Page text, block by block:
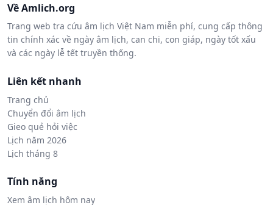
Về Amlich.org
Trang web tra cứu âm lịch Việt Nam miễn phí, cung cấp thông
tin chính xác về ngày âm lịch, can chi, con giáp, ngày tốt xấu
và các ngày lễ tết truyền thống.
Liên kết nhanh
Trang chủ
Chuyển đổi âm lịch
Gieo quẻ hỏi việc
Lịch năm 2026
Lịch tháng 8
Tính năng
Xem âm lịch hôm nay